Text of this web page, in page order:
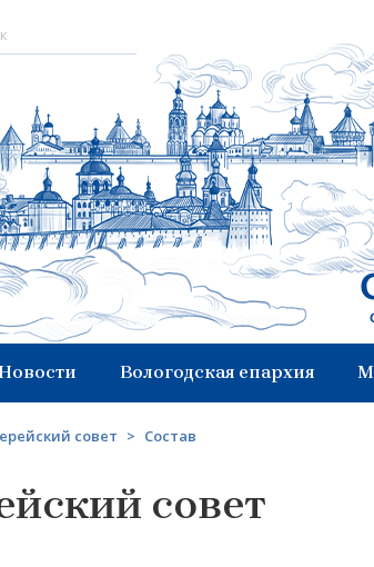
Вологодская епархия
совет > Состав
совет